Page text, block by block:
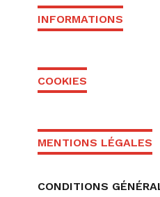
INFORMATIONS
COOKIES
MENTIONS LÉGALES
CONDITIONS